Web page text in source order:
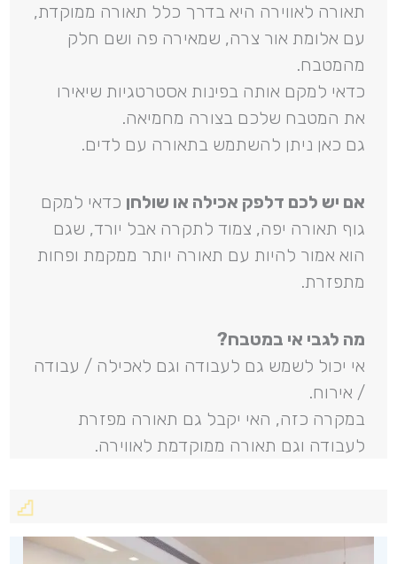
תאורה לאווירה היא בדרך כלל תאורה ממוקדת,
עם אלומת אור צרה, שמאירה פה ושם חלק
מהמטבח.
כדאי למקם אותה בפינות אסטרטגיות שיאירו
את המטבח שלכם בצורה מחמיאה.
גם כאן ניתן להשתמש בתאורה עם לדים.
אם יש לכם דלפק אכילה או שולחן כדאי למקם
גוף תאורה יפה, צמוד לתקרה אבל יורד, שגם
הוא אמור להיות עם תאורה יותר ממקמת ופחות
מתפזרת.
מה לגבי אי במטבח?
אי יכול לשמש גם לעבודה וגם לאכילה / עבודה
/ אירוח.
במקרה כזה, האי יקבל גם תאורה מפזרת
לעבודה וגם תאורה ממוקדמת לאווירה.